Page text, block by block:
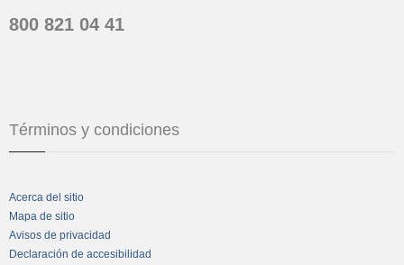
800 821 04 41
Términos y condiciones
Acerca del sitio
Mapa de sitio
Avisos de privacidad
Declaración de accesibilidad